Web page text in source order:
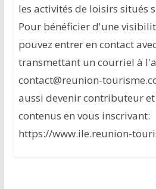
les activités de loisirs situés
Pour bénéficier d'une
pouvez entrer en contact
transmettant un courriel à
contact@reunion-
aussi devenir contributeur
contenus en vous inscrivant:
https://www.ile.reunion-